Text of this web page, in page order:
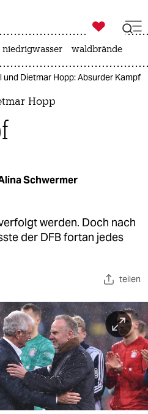
ich

taz zahl ich
niedrigwasser waldbrände
und Dietmar Hopp: Absurder Kampf
Hopp
Schwermer
werden. Doch nach
der DFB fortan jedes
teilen